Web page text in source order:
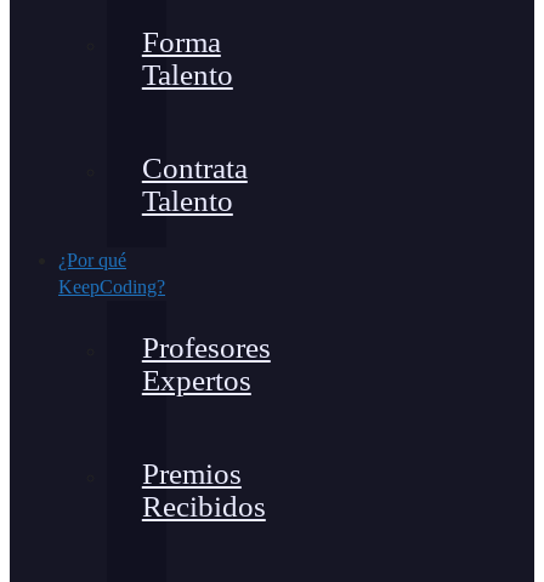
Forma
Talento
Contrata
Talento
¿Por qué
KeepCoding?
Profesores
Expertos
Premios
Recibidos